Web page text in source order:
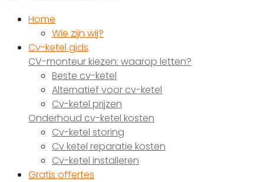
Home
Wie zijn wij?
Cv-ketel gids
CV-monteur kiezen: waarop letten?
Beste cv-ketel
Alternatief voor cv-ketel
Cv-ketel prijzen
Onderhoud cv-ketel kosten
Cv-ketel storing
Cv ketel reparatie kosten
Cv-ketel installeren
Gratis offertes